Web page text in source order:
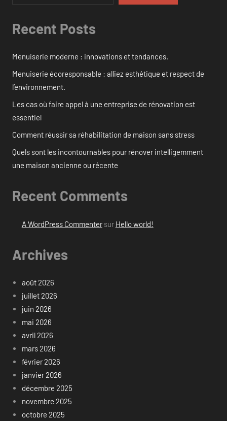
Recent Posts
Menuiserie moderne : innovations et tendances.
Menuiserie écoresponsable : alliez esthétique et respect de
l’environnement.
Les cas où faire appel à une entreprise de rénovation est
essentiel
Comment réussir sa réhabilitation de maison sans stress
Quels sont les incontournables pour rénover intelligemment
une maison ancienne ou récente
Recent Comments
A WordPress Commentersur Hello world!
Archives
août 2026
juillet 2026
juin 2026
mai 2026
avril 2026
mars 2026
février 2026
janvier 2026
décembre 2025
novembre 2025
octobre 2025